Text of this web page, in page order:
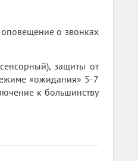
о звонках
защиты от
«ожидания» 5-7
к большинству